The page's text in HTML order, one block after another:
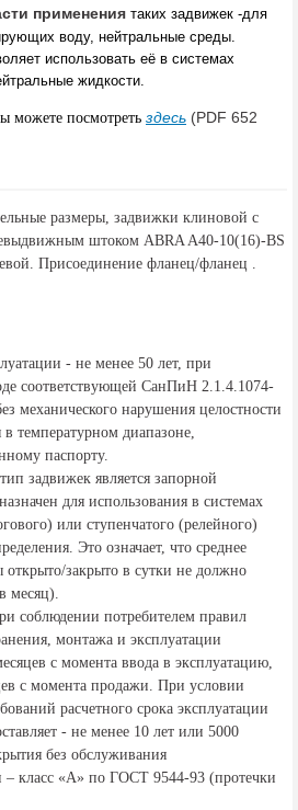
применения таких задвижек -для
воду, нейтральные среды.
использовать её в системах
жидкости.
можете посмотреть здесь (PDF 652
размеры, задвижки клиновой с
штоком ABRA A40-10(16)-BS
Присоединение фланец/фланец .
- не менее 50 лет, при
соответствующей СанПиН 2.1.4.1074-
механического нарушения целостности
температурном диапазоне,
паспорту.
задвижек является запорной
для использования в системах
или ступенчатого (релейного)
Это означает, что среднее
открыто/закрыто в сутки не должно
месяц).
соблюдении потребителем правил
монтажа и эксплуатации
с момента ввода в эксплуатацию,
с момента продажи. При условии
расчетного срока эксплуатации
- не менее 10 лет или 5000
без обслуживания
– класс «А» по ГОСТ 9544-93 (протечки